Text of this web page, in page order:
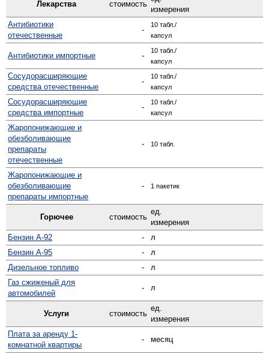
Лекарства стоимость
измерения
Антибиотики
отечественные
-
10 табл./
капсул
Антибиотики импортные -
10 табл./
капсул
Сосудо­расширяющие
средства отечественные
-
10 табл./
капсул
Сосуд­орасширяющие
средства импортные
-
10 табл./
капсул
Жаро­понижающие и
обезболивающие
препараты
отечественные
- 10 табл.
Жаро­понижающие и
обезболивающие
препараты импортные
- 1 пакетик
Горючее стоимость
ед.
измерения
Бензин А-92
-
л
Бензин А-95
-
л
Дизельное топливо
-
л
Газ сжиженый для
автомобилей
- л
Услуги стоимость
ед.
измерения
Плата за аренду 1-
комнатной квартиры
- месяц